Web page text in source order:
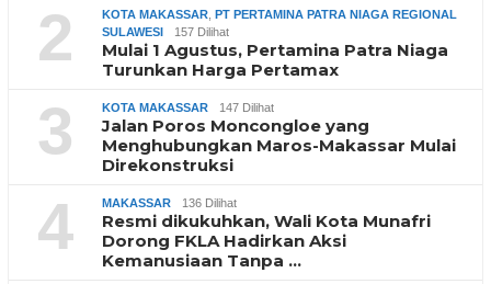
2 KOTA MAKASSAR PT PERTAMINA PATRA NIAGA REGIONAL
SULAWESI
157 Dilihat
Mulai 1 Agustus, Pertamina Patra Niaga
Turunkan Harga Pertamax
3 KOTA MAKASSAR 147 Dilihat
Jalan Poros Moncongloe yang
Menghubungkan Maros-Makassar Mulai
Direkonstruksi
4 MAKASSAR 136 Dilihat
Resmi dikukuhkan, Wali Kota Munafri
Dorong FKLA Hadirkan Aksi
Kemanusiaan Tanpa …